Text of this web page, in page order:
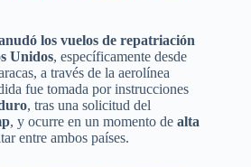
los vuelos de repatriación
Unidos, específicamente desde
a través de la aerolínea
fue tomada por instrucciones
, tras una solicitud del
, y ocurre en un momento de alta
entre ambos países.